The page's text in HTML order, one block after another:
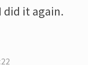
did it again.